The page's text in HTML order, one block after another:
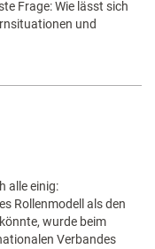
Frage: Wie lässt sich
und
alle einig:
Rollenmodell als den
wurde beim
Verbandes